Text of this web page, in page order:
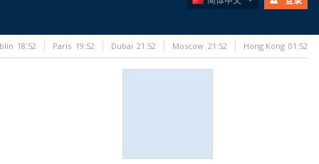
18:52 Paris 19:52 Dubai 21:52 Moscow 21:52 Hong Kong 01:52